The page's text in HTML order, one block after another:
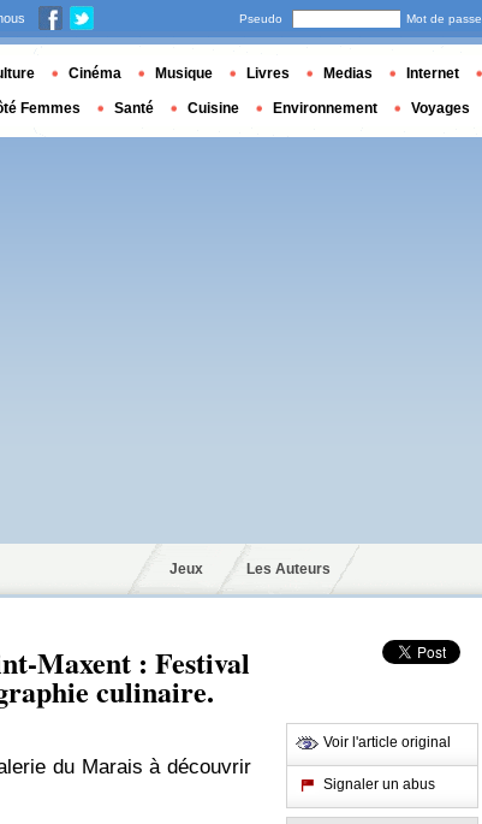
Jeux Les Auteurs
Maxent : Festival
culinaire.
du Marais à découvrir
Voir l'article original
Signaler un abus
Pseudo Mot de passe
Cinéma Musique Livres Medias Internet
Femmes Santé Cuisine Environnement Voyages